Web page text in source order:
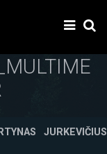
JURKEVIČIUS